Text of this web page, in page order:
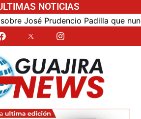
NOTICIAS
Prudencio Padilla que nunca